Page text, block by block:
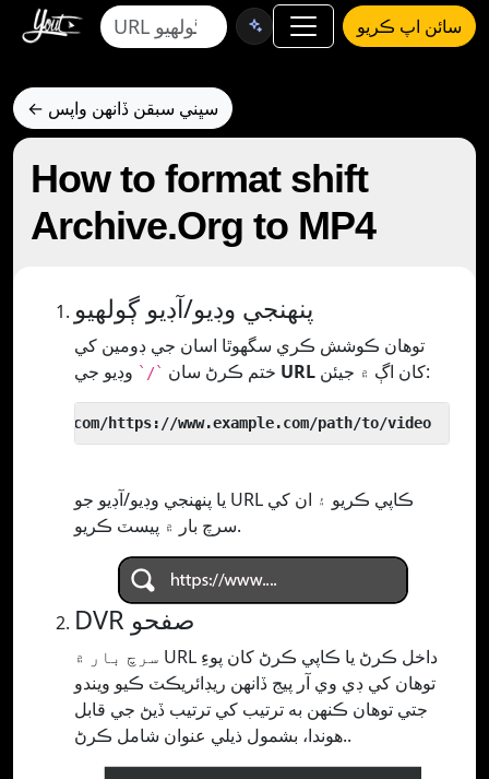
سائن اپ ڪريو
← سڀني سبقن ڏانهن واپس
How to format shift
Archive.Org to MP4
پنھنجي وڊيو/آڊيو ڳولھيو
توھان ڪوشش ڪري سگھوٿا اسان جي ڊومين کي
ختم ڪرڻ سان `/` URL کان اڳ ۾ جيئن:
يا پنھنجي وڊيو/آڊيو جو URL ڪاپي ڪريو ۽ ان کي
سرچ بار ۾ پيسٽ ڪريو.
DVR صفحو
سرچ بار ۾ URL داخل ڪرڻ يا ڪاپي ڪرڻ کان پوءِ
توهان کي ڊي وي آر پيج ڏانهن ريڊائريڪٽ ڪيو ويندو
جتي توهان ڪنهن به ترتيب کي ترتيب ڏيڻ جي قابل
هوندا، بشمول ذيلي عنوان شامل ڪرڻ..